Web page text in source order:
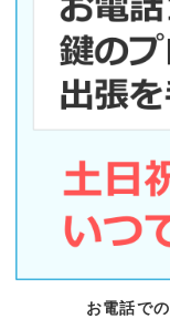
お電話での